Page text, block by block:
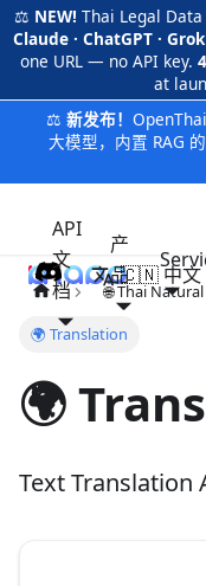
⚖️ NEW! Thai Legal
Claude · ChatGPT ·
one URL — no API key.
at
⚖️新发布！
大模型，内置 RAG 的
iApp
API
文
档
产
品🇨🇳 中文
🌐 Thai
🌍 Translation
🌍
Text Translation